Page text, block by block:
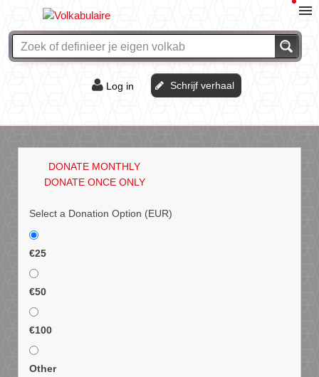
Log in Schrijf verhaal
DONATE MONTHLY
DONATE ONCE ONLY
Select a Donation Option (EUR)
€25
€50
€100
Other